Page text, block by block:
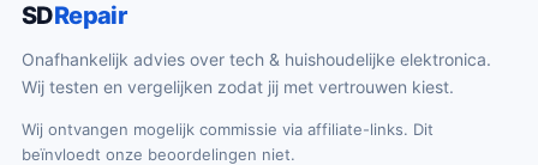
SDRepair
Onafhankelijk advies over tech & huishoudelijke elektronica.
Wij testen en vergelijken zodat jij met vertrouwen kiest.
Wij ontvangen mogelijk commissie via affiliate-links. Dit
beïnvloedt onze beoordelingen niet.